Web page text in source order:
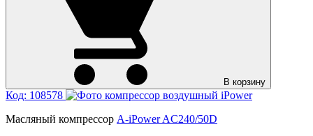
В корзину
Код: 108578
Масляный компрессор A-iPower AC240/50D